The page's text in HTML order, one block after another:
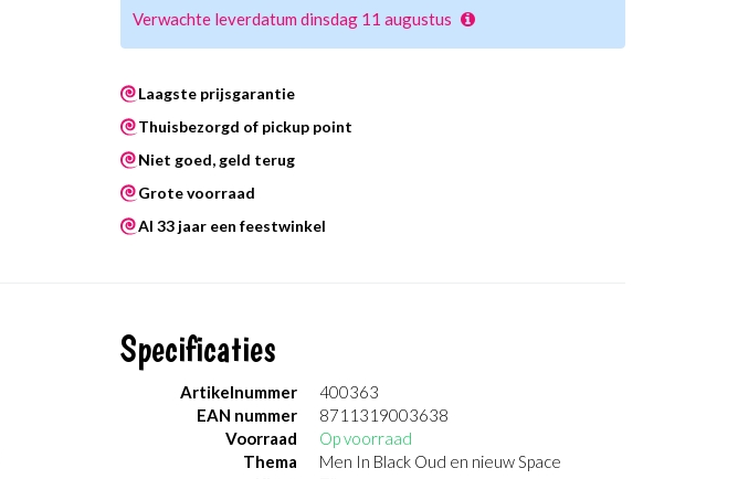
Verwachte leverdatum dinsdag 11 augustus
Laagste prijsgarantie
Thuisbezorgd of pickup point
Niet goed, geld terug
Grote voorraad
Al 33 jaar een feestwinkel
Specificaties
Artikelnummer
400363
EAN nummer
8711319003638
Voorraad
Op voorraad
Thema
Men In Black Oud en nieuw Space